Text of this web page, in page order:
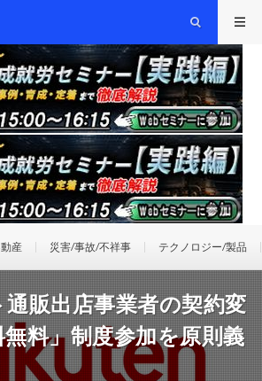
産 災害/事故/不祥事 テクノロジー/製品
販出店事業者の契約変
料」制度参加を原則義